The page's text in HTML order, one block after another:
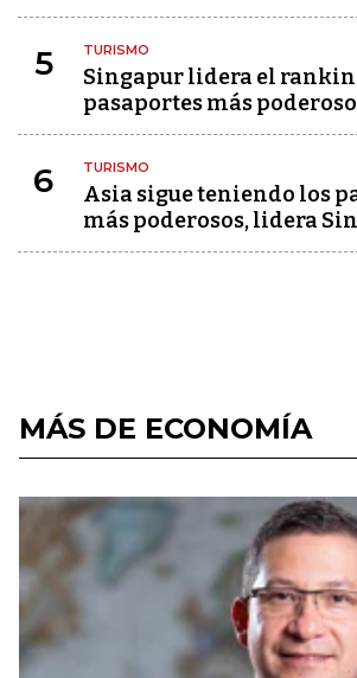
5 TURISMO
Singapur lidera el
pasaportes más
6 TURISMO
Asia sigue teniendo los
más poderosos, lidera
MÁS DE ECONOMÍA